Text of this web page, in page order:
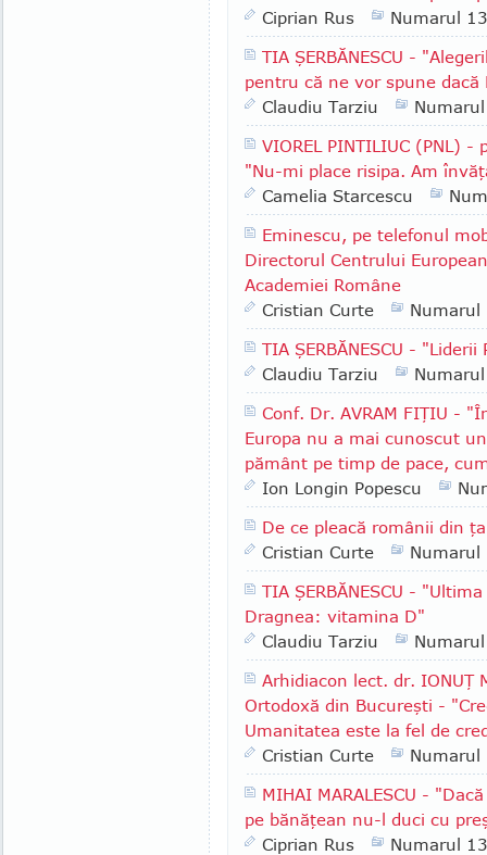
Ciprian Rus
Numarul
TIA ŞERBĂNESCU -
pentru că ne vor spune
Claudiu Tarziu
VIOREL PINTILIUC (PNL)
"Nu-mi place risipa. Am
Camelia Starcescu
Eminescu, pe telefonul
Directorul Centrului
Academiei Române
Cristian Curte
Numarul
TIA ŞERBĂNESCU -
Claudiu Tarziu
Conf. Dr. AVRAM FIŢIU -
Europa nu a mai cunoscut
pământ pe timp de pace,
Ion Longin Popescu
De ce pleacă românii din
Cristian Curte
Numarul
TIA ŞERBĂNESCU -
Dragnea: vitamina D"
Claudiu Tarziu
Arhidiacon lect. dr. IONUŢ
Ortodoxă din Bucureşti -
Umanitatea este la fel de
Cristian Curte
Numarul
MIHAI MARALESCU -
pe bănăţean nu-l duci cu
Ciprian Rus
Numarul